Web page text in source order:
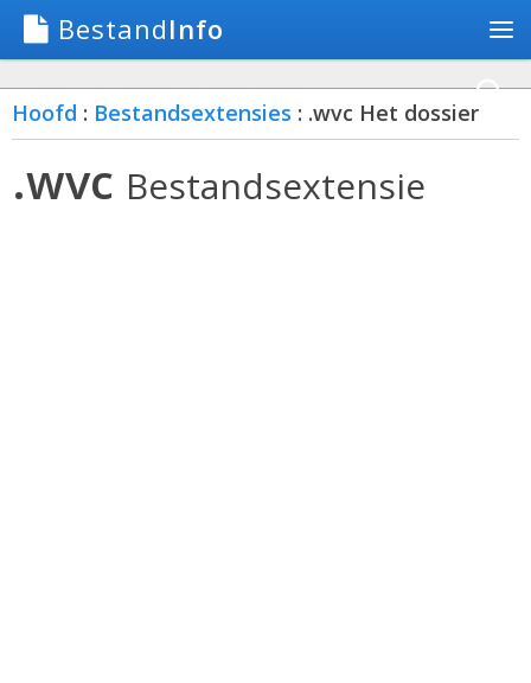
BestandInfo
Hoofd : Bestandsextensies : .wvc Het dossier
.wvc Bestandsextensie